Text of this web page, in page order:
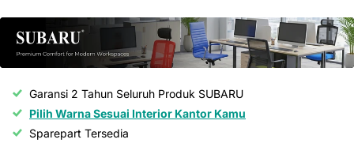
Garansi 2 Tahun Seluruh Produk SUBARU
Pilih Warna Sesuai Interior Kantor Kamu
Sparepart Tersedia